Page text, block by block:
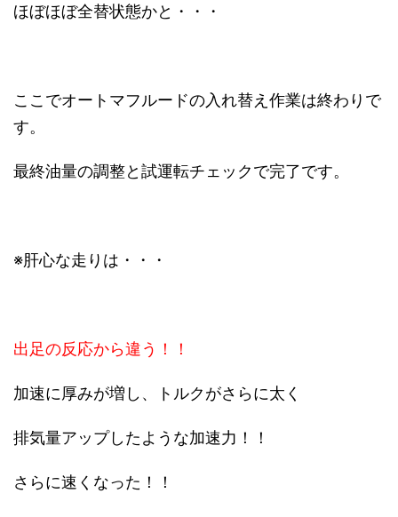
ほぼほぼ全替状態かと・・・
ここでオートマフルードの入れ替え作業は終わりで
す。
最終油量の調整と試運転チェックで完了です。
※肝心な走りは・・・
出足の反応から違う！！
加速に厚みが増し、トルクがさらに太く
排気量アップしたような加速力！！
さらに速くなった！！